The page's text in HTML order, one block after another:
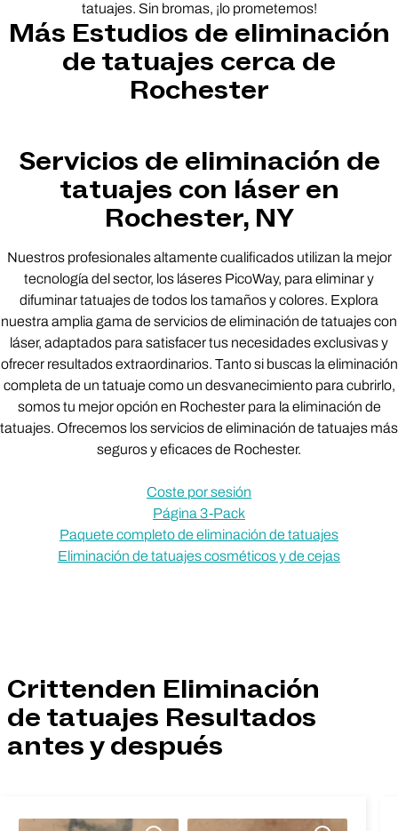
tatuajes. Sin bromas, ¡lo prometemos!
Más Estudios de eliminación
de tatuajes cerca de
Rochester
Servicios de eliminación de
tatuajes con láser en
Rochester, NY
Nuestros profesionales altamente cualificados utilizan la mejor
tecnología del sector, los láseres PicoWay, para eliminar y
difuminar tatuajes de todos los tamaños y colores. Explora
nuestra amplia gama de servicios de eliminación de tatuajes con
láser, adaptados para satisfacer tus necesidades exclusivas y
ofrecer resultados extraordinarios. Tanto si buscas la eliminación
completa de un tatuaje como un desvanecimiento para cubrirlo,
somos tu mejor opción en Rochester para la eliminación de
tatuajes. Ofrecemos los servicios de eliminación de tatuajes más
seguros y eficaces de Rochester.
Coste por sesión
Página 3-Pack
Paquete completo de eliminación de tatuajes
Eliminación de tatuajes cosméticos y de cejas
Crittenden Eliminación
de tatuajes Resultados
antes y después